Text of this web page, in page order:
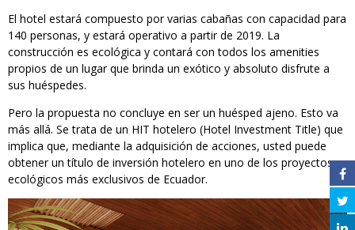
El hotel estará compuesto por varias cabañas con capacidad para
140 personas, y estará operativo a partir de 2019. La
construcción es ecológica y contará con todos los amenities
propios de un lugar que brinda un exótico y absoluto disfrute a
sus huéspedes.
Pero la propuesta no concluye en ser un huésped ajeno. Esto va
más allá. Se trata de un HIT hotelero (Hotel Investment Title) que
implica que, mediante la adquisición de acciones, usted puede
obtener un título de inversión hotelero en uno de los proyectos
ecológicos más exclusivos de Ecuador.